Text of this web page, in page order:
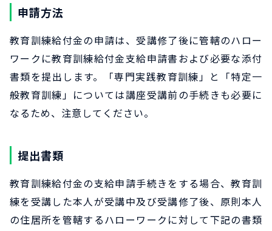
申請方法
教育訓練給付金の申請は、受講修了後に管轄のハロー
ワークに教育訓練給付金支給申請書および必要な添付
書類を提出します。「専門実践教育訓練」と「特定一
般教育訓練」については講座受講前の手続きも必要に
なるため、注意してください。
提出書類
教育訓練給付金の支給申請手続きをする場合、教育訓
練を受講した本人が受講中及び受講修了後、原則本人
の住居所を管轄するハローワークに対して下記の書類